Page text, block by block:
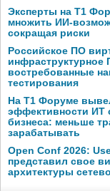
Эксперты на Т1
множить ИИ-
сокращая риски
Российское ПО
востребованные
тестирования
На Т1 Форуме
эффективности ИТ
бизнеса: меньше
зарабатывать
Open Conf 2026:
представил свое
архитектуры